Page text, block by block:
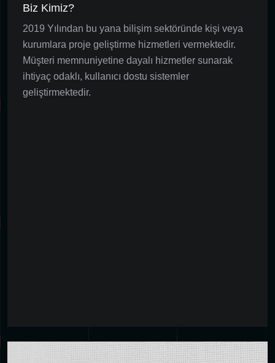
Biz Kimiz?
2019 Yılından bu yana bilişim sektöründe kişi veya
kurumlara proje geliştirme hizmetleri vermektedir.
Müşteri memnuniyetine dayalı hizmetler sunarak
ihtiyaç odaklı, kullanıcı dostu sistemler
geliştirmektedir.